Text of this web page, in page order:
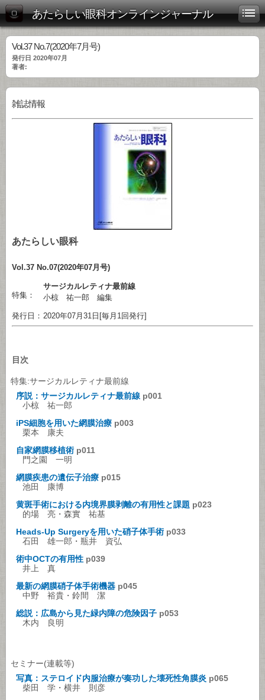
あたらしい眼科オンラインジャーナル
Vol.37 No.7(2020年7月号)
発行日 2020年07月
著者:
雑誌情報
あたらしい眼科
Vol.37 No.07(2020年07月号)
特集：
サージカルレティナ最前線
小椋 祐一郎 編集
発行日： 2020年07月31日[毎月1回発行]
目次
特集:サージカルレティナ最前線
序説：サージカルレティナ最前線 p001
小椋 祐一郎
iPS細胞を用いた網膜治療 p003
栗本 康夫
自家網膜移植術 p011
門之園 一明
網膜疾患の遺伝子治療 p015
池田 康博
黄斑手術における内境界膜剥離の有用性と課題 p023
的場 亮・森實 祐基
Heads-Up Surgeryを用いた硝子体手術 p033
石田 雄一郎・瓶井 資弘
術中OCTの有用性 p039
井上 真
最新の網膜硝子体手術機器 p045
中野 裕貴・鈴間 潔
総説：広島から見た緑内障の危険因子 p053
木内 良明
セミナー(連載等)
写真：ステロイド内服治療が奏功した壊死性角膜炎 p065
柴田 学・横井 則彦